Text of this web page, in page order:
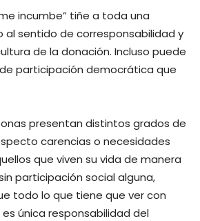
incumbe” tiñe a toda una
sentido de corresponsabilidad y
de la donación. Incluso puede
participación democrática que
presentan distintos grados de
carencias o necesidades
que viven su vida de manera
participación social alguna,
todo lo que tiene que ver con
única responsabilidad del